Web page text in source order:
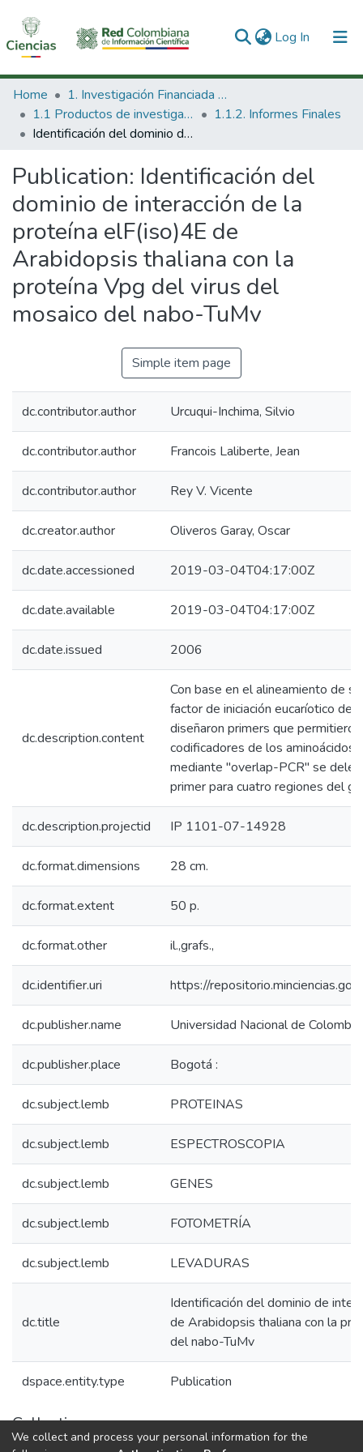
Log In (current)
Communities & Collections
All of DSpace
Home
1. Investigación Financiada con Recursos Públicos
1.1 Productos de investigación
1.1.2. Informes Finales
Identificación del dominio de interacción de la proteína elF(iso)4E de Arabidopsis thaliana con la proteína Vpg del virus del mosaico del nabo-TuMv
Publication: Identificación del
dominio de interacción de la
proteína elF(iso)4E de
Arabidopsis thaliana con la
proteína Vpg del virus del
mosaico del nabo-TuMv
Simple item page
dc.contributor.author Urcuqui-Inchima, Silvio
dc.contributor.author Francois Laliberte, Jean
dc.contributor.author Rey V. Vicente
dc.creator.author Oliveros Garay, Oscar
dc.date.accessioned 2019-03-04T04:17:00Z
dc.date.available 2019-03-04T04:17:00Z
dc.date.issued 2006
dc.description.content
Con base en el alineamiento de
factor de iniciación eucaríotico
diseñaron primers que
codificadores de los aminoácidos
mediante "overlap-PCR" se
primer para cuatro regiones del
dc.description.projectid IP 1101-07-14928
dc.format.dimensions 28 cm.
dc.format.extent 50 p.
dc.format.other il.,grafs.,
dc.identifier.uri https://
dc.publisher.name Universidad Nacional de Colombia,
dc.publisher.place Bogotá :
dc.subject.lemb PROTEINAS
dc.subject.lemb ESPECTROSCOPIA
dc.subject.lemb GENES
dc.subject.lemb FOTOMETRÍA
dc.subject.lemb LEVADURAS
dc.title
Identificación del dominio de
de Arabidopsis thaliana con la
del nabo-TuMv
dspace.entity.type Publication
Collections
We collect and process your personal information for the